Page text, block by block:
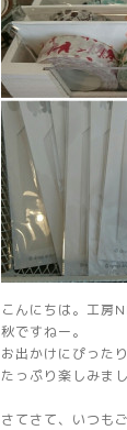
こんにちは。工房
秋ですねー。
お出かけにぴった
たっぷり楽しみま
さてさて、いつも